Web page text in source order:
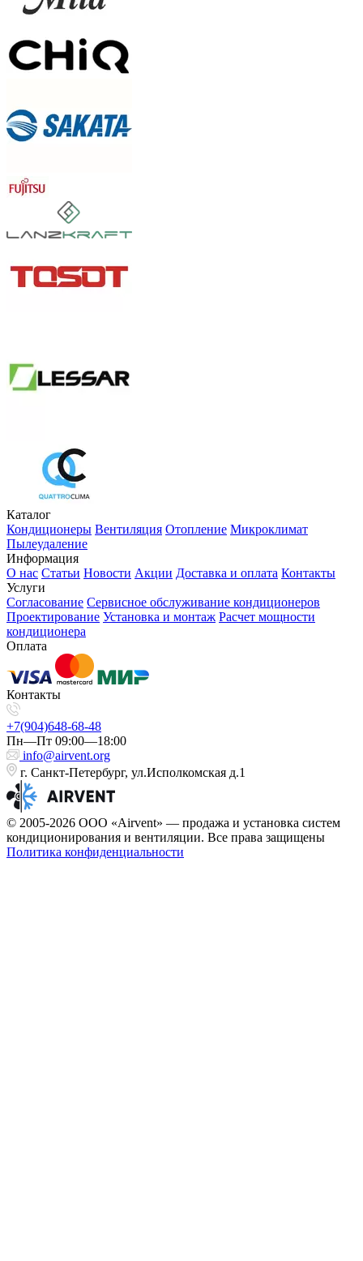
Каталог
Кондиционеры Вентиляция Отопление Микроклимат
Пылеудаление
Информация
О нас Статьи Новости Акции Доставка и оплата Контакты
Услуги
Согласование Сервисное обслуживание кондиционеров
Проектирование Установка и монтаж Расчет мощности
кондиционера
Оплата
Контакты
+7(904)648-68-48
Пн—Пт 09:00—18:00
info@airvent.org
г. Санкт-Петербург, ул.Исполкомская д.1
© 2005-2026 ООО «Airvent» — продажа и установка систем
кондиционирования и вентиляции. Все права защищены
Политика конфиденциальности